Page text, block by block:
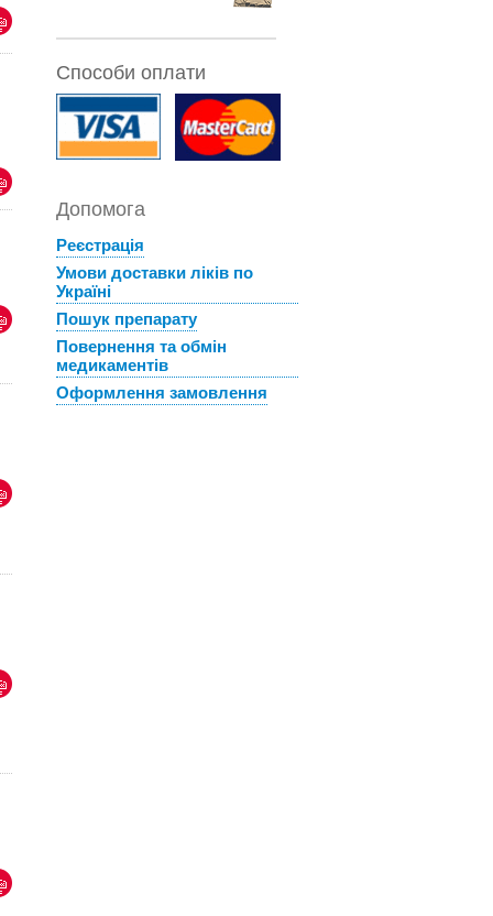
Способи оплати
Допомога
Реєстрація
Умови доставки ліків по
Україні
Пошук препарату
Повернення та обмін
медикаментів
Оформлення замовлення